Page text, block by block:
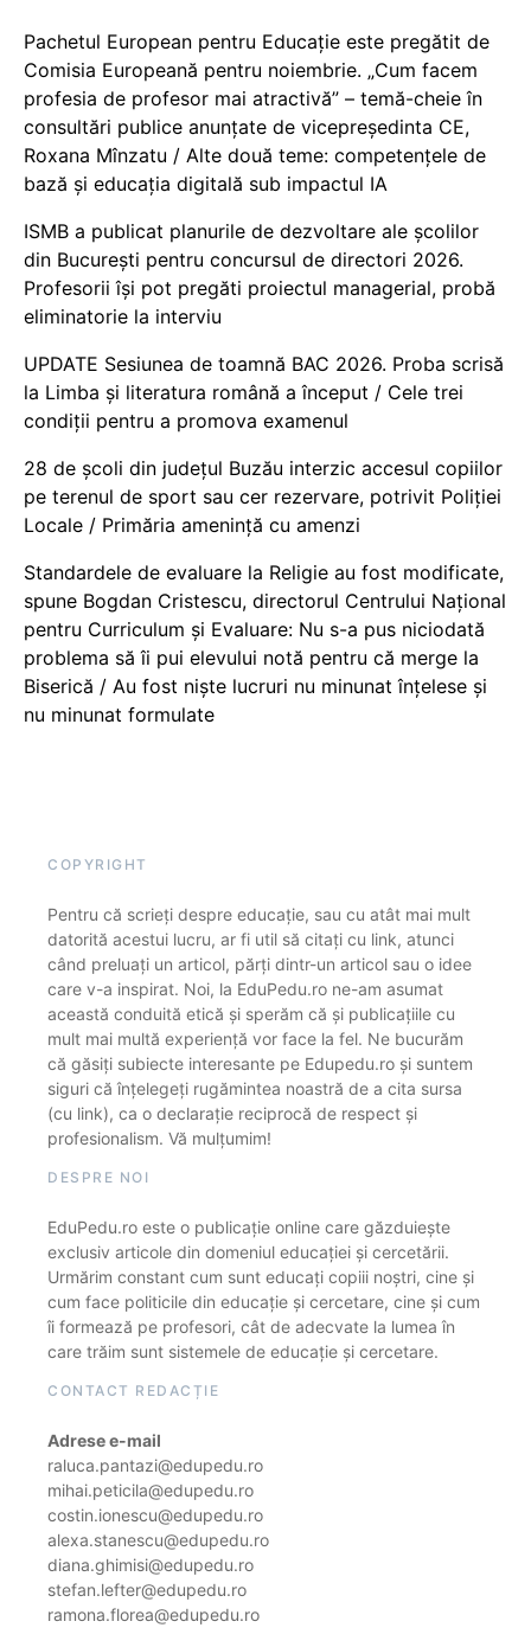
Pachetul European pentru Educație este pregătit de
Comisia Europeană pentru noiembrie. „Cum facem
profesia de profesor mai atractivă” – temă-cheie în
consultări publice anunțate de vicepreședinta CE,
Roxana Mînzatu / Alte două teme: competențele de
bază și educația digitală sub impactul IA
ISMB a publicat planurile de dezvoltare ale școlilor
din București pentru concursul de directori 2026.
Profesorii își pot pregăti proiectul managerial, probă
eliminatorie la interviu
UPDATE Sesiunea de toamnă BAC 2026. Proba scrisă
la Limba și literatura română a început / Cele trei
condiții pentru a promova examenul
28 de școli din județul Buzău interzic accesul copiilor
pe terenul de sport sau cer rezervare, potrivit Poliției
Locale / Primăria amenință cu amenzi
Standardele de evaluare la Religie au fost modificate,
spune Bogdan Cristescu, directorul Centrului Național
pentru Curriculum și Evaluare: Nu s-a pus niciodată
problema să îi pui elevului notă pentru că merge la
Biserică / Au fost niște lucruri nu minunat înțelese și
nu minunat formulate
COPYRIGHT
Pentru că scrieți despre educație, sau cu atât mai mult
datorită acestui lucru, ar fi util să citați cu link, atunci
când preluați un articol, părți dintr-un articol sau o idee
care v-a inspirat. Noi, la EduPedu.ro ne-am asumat
această conduită etică și sperăm că și publicațiile cu
mult mai multă experiență vor face la fel. Ne bucurăm
că găsiți subiecte interesante pe Edupedu.ro și suntem
siguri că înțelegeți rugămintea noastră de a cita sursa
(cu link), ca o declarație reciprocă de respect și
profesionalism. Vă mulțumim!
DESPRE NOI
EduPedu.ro este o publicație online care găzduiește
exclusiv articole din domeniul educației și cercetării.
Urmărim constant cum sunt educați copiii noștri, cine și
cum face politicile din educație și cercetare, cine și cum
îi formează pe profesori, cât de adecvate la lumea în
care trăim sunt sistemele de educație și cercetare.
CONTACT REDACȚIE
Adrese e-mail
raluca.pantazi@edupedu.ro
mihai.peticila@edupedu.ro
costin.ionescu@edupedu.ro
alexa.stanescu@edupedu.ro
diana.ghimisi@edupedu.ro
stefan.lefter@edupedu.ro
ramona.florea@edupedu.ro